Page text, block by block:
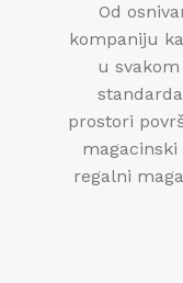
Od
kompaniju
u
prostori
regalni